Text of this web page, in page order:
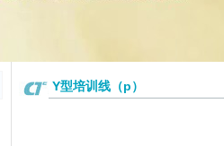
Y型培训线（p）